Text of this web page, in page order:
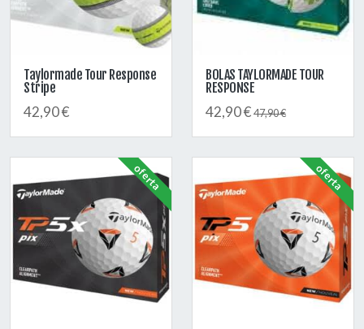
Taylormade Tour Response
Stripe
42,90 €
BOLAS TAYLORMADE TOUR
RESPONSE
42,90 €47,90 €
oferta oferta